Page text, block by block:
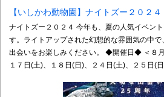
【いしかわ動物園】ナイトズー２０２４
ナイトズー２０２４ 今年も、夏の人気イベン
す。ライトアップされた幻想的な雰囲気の中
出会いをお楽しみください。 ◆開催日◆ ＜８
１７日(土)、１８日(日)、２４日(土)、２５日(